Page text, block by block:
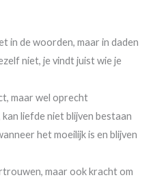
in de woorden, maar in daden
niet, je vindt juist wie je
maar wel oprecht
liefde niet blijven bestaan
het moeilijk is en blijven
maar ook kracht om